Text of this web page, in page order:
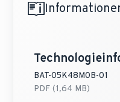
BAT-05K48M0B-01
PDF (1,64 MB)